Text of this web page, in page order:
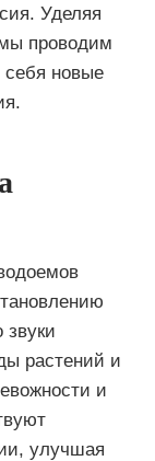
Уделяя
проводим
новые
растений и
и
улучшая